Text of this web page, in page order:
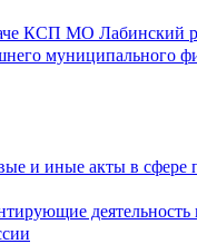
КСП МО Лабинский
муниципального
и иные акты в сфере
деятельность